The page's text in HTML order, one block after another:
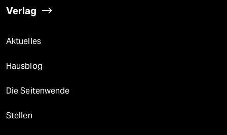
Verlag
Aktuelles
Hausblog
Die Seitenwende
Stellen